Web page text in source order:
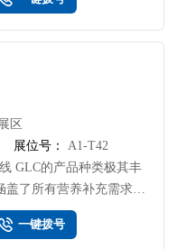
三方物流等服务类业务，
高效医药供应链组织者，
的提供者。
区
展位号：
A1-T42
GLC的产品种类极其丰
盖了所有营养补充需求，
为以下几大类： 1. 运动
胶原蛋白肽/肌酸/氨基
一键拨号